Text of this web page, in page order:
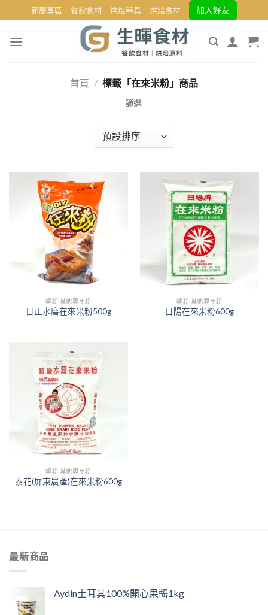
to
content
節慶專區 餐飲食材 烘焙器具 烘焙食材 加入好友
首頁 / 標籤「在來米粉」商品
麵粉 其他專用粉
日正水磨在來米粉500g
麵粉 其他專用粉
日陽在來米粉600g
麵粉 其他專用粉
泰花(屏東農產)在來米粉600g
最新商品
Aydin土耳其100%開心果醬1kg